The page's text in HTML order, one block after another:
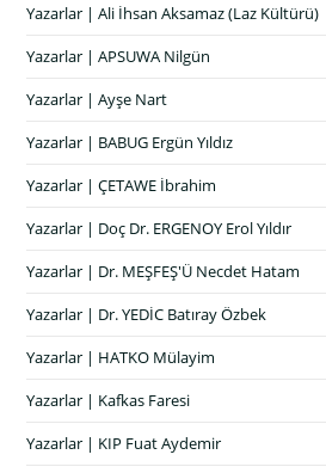
Yazarlar | Ali İhsan Aksamaz (Laz Kültürü)
Yazarlar | APSUWA Nilgün
Yazarlar | Ayşe Nart
Yazarlar | BABUG Ergün Yıldız
Yazarlar | ÇETAWE İbrahim
Yazarlar | Doç Dr. ERGENOY Erol Yıldır
Yazarlar | Dr. MEŞFEŞ'Ü Necdet Hatam
Yazarlar | Dr. YEDİC Batıray Özbek
Yazarlar | HATKO Mülayim
Yazarlar | Kafkas Faresi
Yazarlar | KIP Fuat Aydemir